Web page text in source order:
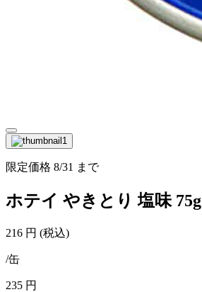
限定価格 8/31 まで
ホテイ やきとり 塩味 75g
216 円 (税込)
/缶
235 円